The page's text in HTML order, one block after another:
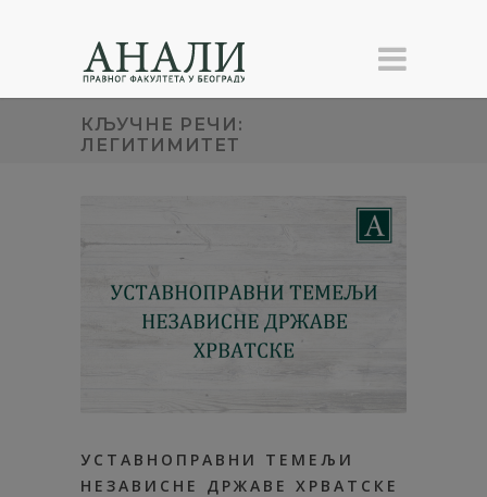
КЉУЧНЕ РЕЧИ:
ЛЕГИТИМИТЕТ
УСТАВНОПРАВНИ ТЕМЕЉИ
НЕЗАВИСНЕ ДРЖАВЕ ХРВАТСКЕ